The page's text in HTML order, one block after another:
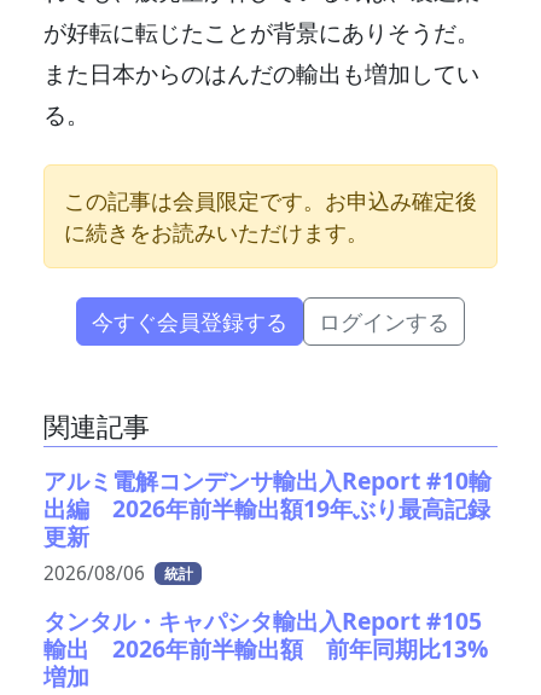
が好転に転じたことが背景にありそうだ。
また日本からのはんだの輸出も増加してい
る。
この記事は会員限定です。お申込み確定後
に続きをお読みいただけます。
今すぐ会員登録する ログインする
関連記事
アルミ電解コンデンサ輸出入Report #10輸
出編 2026年前半輸出額19年ぶり最高記録
更新
2026/08/06 統計
タンタル・キャパシタ輸出入Report #105
輸出 2026年前半輸出額 前年同期比13%
増加